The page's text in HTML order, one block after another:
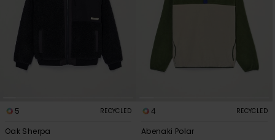
5 RECYCLED
Oak Sherpa
4 RECYCLED
Abenaki Polar